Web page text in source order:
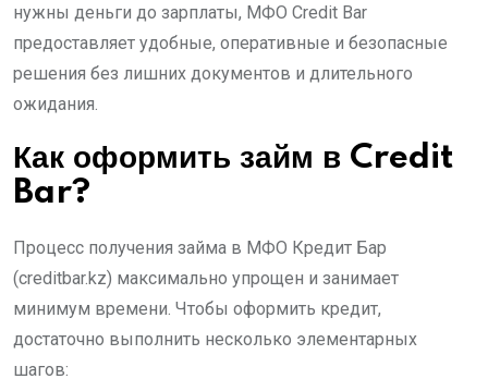
нужны деньги до зарплаты, МФО Credit Bar
предоставляет удобные, оперативные и безопасные
решения без лишних документов и длительного
ожидания.
Как оформить займ в Credit
Bar?
Процесс получения займа в МФО Кредит Бар
(creditbar.kz) максимально упрощен и занимает
минимум времени. Чтобы оформить кредит,
достаточно выполнить несколько элементарных
шагов: